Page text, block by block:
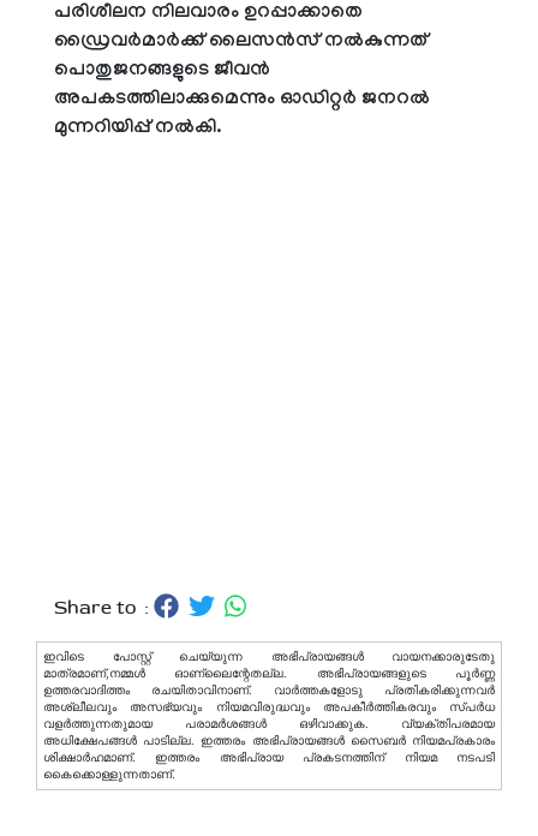
പരിശീലന നിലവാരം ഉറപ്പാക്കാതെ
ഡ്രൈവർമാർക്ക് ലൈസൻസ് നൽകുന്നത്
പൊതുജനങ്ങളുടെ ജീവൻ
അപകടത്തിലാക്കുമെന്നും ഓഡിറ്റർ ജനറൽ
മുന്നറിയിപ്പ് നൽകി.
Share to :
ഇവിടെ പോസ്റ്റ് ചെയ്യുന്ന അഭിപ്രായങ്ങള്‍ വായനക്കാരുടേതു
മാത്രമാണ്,നമ്മൾ ഓണ്ലൈന്റേതല്ല. അഭിപ്രായങ്ങളുടെ പൂർണ്ണ
ഉത്തരവാദിത്തം രചയിതാവിനാണ്. വാര്‍ത്തകളോടു പ്രതികരിക്കുന്നവര്‍
അശ്ലീലവും അസഭ്യവും നിയമവിരുദ്ധവും അപകീര്‍ത്തികരവും സ്പര്‍ധ
വളര്‍ത്തുന്നതുമായ പരാമര്‍ശങ്ങള്‍ ഒഴിവാക്കുക. വ്യക്തിപരമായ
അധിക്ഷേപങ്ങള്‍ പാടില്ല. ഇത്തരം അഭിപ്രായങ്ങള്‍ സൈബര്‍ നിയമപ്രകാരം
ശിക്ഷാര്‍ഹമാണ്. ഇത്തരം അഭിപ്രായ പ്രകടനത്തിന് നിയമ നടപടി
കൈക്കൊള്ളുന്നതാണ്.